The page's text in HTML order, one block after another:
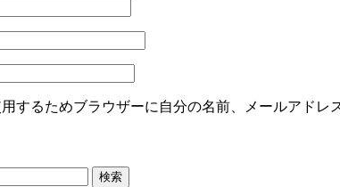
するためブラウザーに自分の名前、メールアドレ